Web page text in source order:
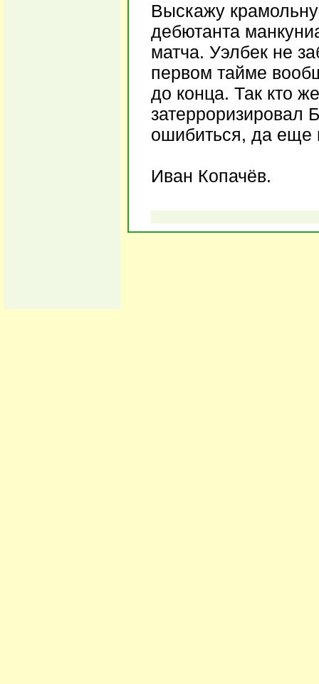
Выскажу
дебютанта
матча. Уэлбек не
первом тайме
до конца. Так кто
затерроризировал
ошибиться, да еще
Иван Копачёв.